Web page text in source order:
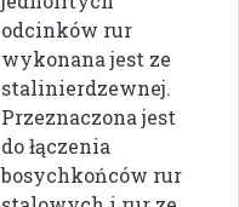
odcinków rur
wykonana jest ze
stalinierdzewnej.
Przeznaczona jest
do łączenia
bosychkońców rur